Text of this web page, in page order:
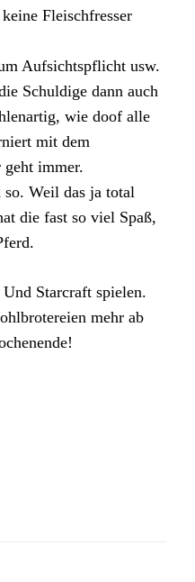
Fleischfresser
Aufsichtspflicht usw.
Schuldige dann auch
wie doof alle
mit dem
immer.
Weil das ja total
die fast so viel Spaß,
Und Starcraft spielen.
mehr ab